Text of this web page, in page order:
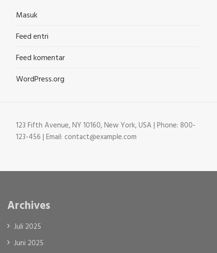
Masuk
Feed entri
Feed komentar
WordPress.org
123 Fifth Avenue, NY 10160, New York, USA | Phone: 800-
123-456 | Email: contact@example.com
Archives
Juli 2025
Juni 2025